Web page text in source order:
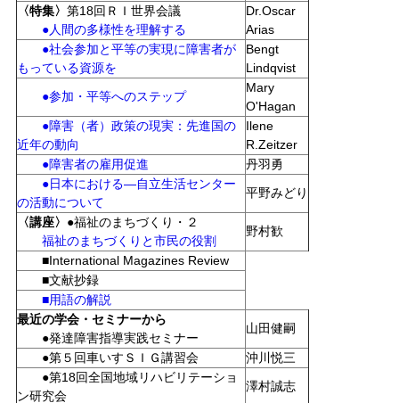
〈特集〉 第18回ＲＩ世界会議
●人間の多様性を理解する
Dr.Oscar
Arias
●社会参加と平等の実現に障害者が
もっている資源を
Bengt
Lindqvist
●参加・平等へのステップ
Mary
O'Hagan
●障害（者）政策の現実：先進国の
近年の動向
Ilene
R.Zeitzer
●障害者の雇用促進
丹羽勇
●日本における―自立生活センター
の活動について
平野みどり
〈講座〉 ●福祉のまちづくり・２
福祉のまちづくりと市民の役割
野村歓
■International Magazines Review
■文献抄録
■用語の解説
最近の学会・セミナーから
●発達障害指導実践セミナー
山田健嗣
●第５回車いすＳＩＧ講習会
沖川悦三
●第18回全国地域リハビリテーショ
ン研究会
澤村誠志